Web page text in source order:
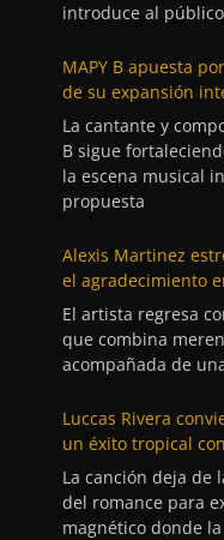
introduce al
MAPY B apuesta
de su expansión
La cantante y
B sigue
la escena musical
propuesta
Alexis Martinez
el agradecimiento
El artista regresa
que combina
acompañada de
Luccas Rivera
un éxito tropical
La canción deja de
del romance para
magnético donde la